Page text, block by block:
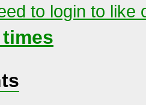
to login to like
times